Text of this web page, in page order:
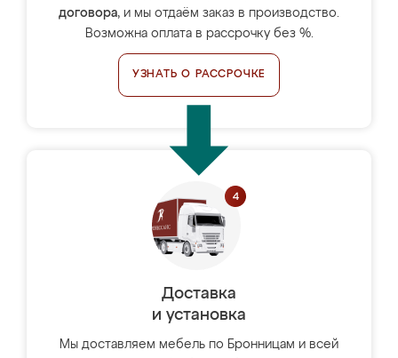
договора, и мы отдаём заказ в производство.
Возможна оплата в рассрочку без %.
УЗНАТЬ О РАССРОЧКЕ
Доставка
и установка
Мы доставляем мебель по Бронницам и всей